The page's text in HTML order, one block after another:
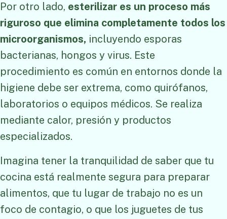
Por otro lado, esterilizar es un proceso más
riguroso que elimina completamente todos los
microorganismos, incluyendo esporas
bacterianas, hongos y virus. Este
procedimiento es común en entornos donde la
higiene debe ser extrema, como quirófanos,
laboratorios o equipos médicos. Se realiza
mediante calor, presión y productos
especializados.
Imagina tener la tranquilidad de saber que tu
cocina está realmente segura para preparar
alimentos, que tu lugar de trabajo no es un
foco de contagio, o que los juguetes de tus